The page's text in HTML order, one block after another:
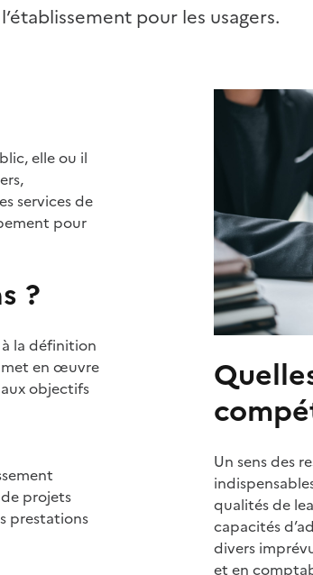
pour les usagers.
elle ou il
services de
pour
?
la définition
en œuvre
objectifs
projets
prestations
Un sens des
qualités de
capacités
divers
et en